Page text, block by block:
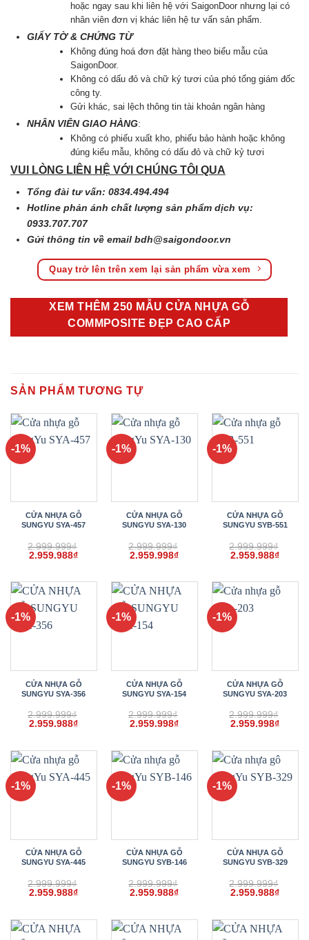
hoặc ngay sau khi liên hệ với SaigonDoor nhưng lại có
nhân viên đơn vị khác liên hệ tư vấn sản phẩm.
GIẤY TỜ & CHỨNG TỪ
Không đúng hoá đơn đặt hàng theo biểu mẫu của
SaigonDoor.
Không có dấu đỏ và chữ ký tươi của phó tổng giám đốc
công ty.
Gửi khác, sai lệch thông tin tài khoản ngân hàng
NHÂN VIÊN GIAO HÀNG:
Không có phiếu xuất kho, phiếu bảo hành hoặc không
đúng kiểu mẫu, không có dấu đỏ và chữ kỷ tươi
VUI LÒNG LIÊN HỆ VỚI CHÚNG TÔI QUA
Tổng đài tư vấn: 0834.494.494
Hotline phản ánh chất lượng sản phẩm dịch vụ:
0933.707.707
Gửi thông tin về emailbdh@saigondoor.vn
Quay trở lên trên xem lại sản phẩm vừa xem
XEM THÊM 250 MẪU CỬA NHỰA GỖ
COMMPOSITE ĐẸP CAO CẤP
SẢN PHẨM TƯƠNG TỰ
-1%
CỬA NHỰA GỖ
SUNGYU SYA-457
2.999.999₫
Giá
2.999.999₫.
2.959.988₫Giá
là:
2.959.988₫.
-1%
CỬA NHỰA GỖ
SUNGYU SYA-130
2.999.999₫
Giá
2.999.999₫.
2.959.998₫Giá
là:
2.959.998₫.
-1%
CỬA NHỰA GỖ
SUNGYU SYB-551
2.999.999₫
Giá
2.999.999₫.
2.959.988₫Giá
là:
-1%
CỬA NHỰA GỖ
SUNGYU SYA-356
2.999.999₫
Giá
2.999.999₫.
2.959.988₫Giá
là:
2.959.988₫.
-1%
CỬA NHỰA GỖ
SUNGYU SYA-154
2.999.999₫
Giá
2.999.999₫.
2.959.998₫Giá
là:
2.959.998₫.
-1%
CỬA NHỰA GỖ
SUNGYU SYA-203
2.999.999₫
Giá
2.999.999₫.
2.959.998₫Giá
là:
-1%
CỬA NHỰA GỖ
SUNGYU SYA-445
2.999.999₫
Giá
2.999.999₫.
2.959.988₫Giá
là:
2.959.988₫.
-1%
CỬA NHỰA GỖ
SUNGYU SYB-146
2.999.999₫
Giá
2.999.999₫.
2.959.988₫Giá
là:
2.959.988₫.
-1%
CỬA NHỰA GỖ
SUNGYU SYB-329
2.999.999₫
Giá
2.999.999₫.
2.959.988₫Giá
là: